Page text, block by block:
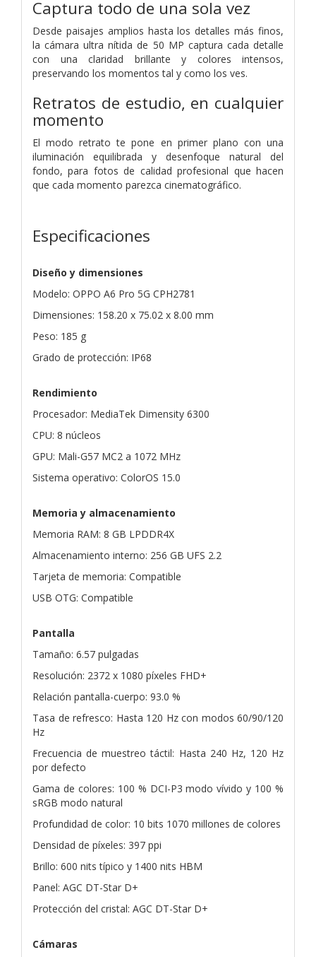
Captura todo de una sola vez
Desde paisajes amplios hasta los detalles más finos,
la cámara ultra nítida de 50 MP captura cada detalle
con una claridad brillante y colores intensos,
preservando los momentos tal y como los ves.
Retratos de estudio, en cualquier
momento
El modo retrato te pone en primer plano con una
iluminación equilibrada y desenfoque natural del
fondo, para fotos de calidad profesional que hacen
que cada momento parezca cinematográfico.
Especificaciones
Diseño y dimensiones
Modelo: OPPO A6 Pro 5G CPH2781
Dimensiones: 158.20 x 75.02 x 8.00 mm
Peso: 185 g
Grado de protección: IP68
Rendimiento
Procesador: MediaTek Dimensity 6300
CPU: 8 núcleos
GPU: Mali-G57 MC2 a 1072 MHz
Sistema operativo: ColorOS 15.0
Memoria y almacenamiento
Memoria RAM: 8 GB LPDDR4X
Almacenamiento interno: 256 GB UFS 2.2
Tarjeta de memoria: Compatible
USB OTG: Compatible
Pantalla
Tamaño: 6.57 pulgadas
Resolución: 2372 x 1080 píxeles FHD+
Relación pantalla-cuerpo: 93.0 %
Tasa de refresco: Hasta 120 Hz con modos 60/90/120
Hz
Frecuencia de muestreo táctil: Hasta 240 Hz, 120 Hz
por defecto
Gama de colores: 100 % DCI-P3 modo vívido y 100 %
sRGB modo natural
Profundidad de color: 10 bits 1070 millones de colores
Densidad de píxeles: 397 ppi
Brillo: 600 nits típico y 1400 nits HBM
Panel: AGC DT-Star D+
Protección del cristal: AGC DT-Star D+
Cámaras